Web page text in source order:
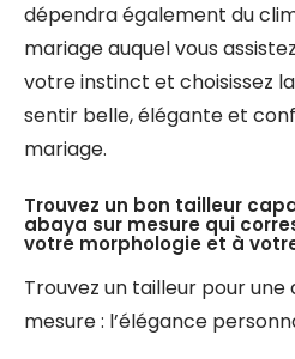
dépendra également du
mariage auquel vous
votre instinct et choisissez
sentir belle, élégante et
mariage.
Trouvez un bon tailleur
abaya sur mesure qui
votre morphologie et à
Trouvez un tailleur pour
mesure : l’élégance